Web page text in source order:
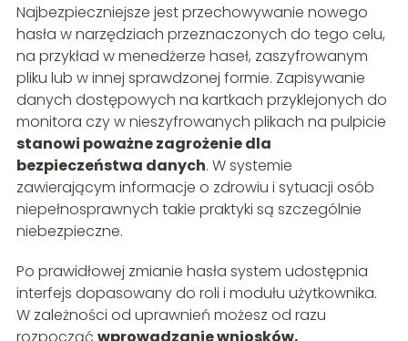
Najbezpieczniejsze jest przechowywanie nowego
hasła w narzędziach przeznaczonych do tego celu,
na przykład w menedżerze haseł, zaszyfrowanym
pliku lub w innej sprawdzonej formie. Zapisywanie
danych dostępowych na kartkach przyklejonych do
monitora czy w nieszyfrowanych plikach na pulpicie
stanowi poważne zagrożenie dla
bezpieczeństwa danych. W systemie
zawierającym informacje o zdrowiu i sytuacji osób
niepełnosprawnych takie praktyki są szczególnie
niebezpieczne.
Po prawidłowej zmianie hasła system udostępnia
interfejs dopasowany do roli i modułu użytkownika.
W zależności od uprawnień możesz od razu
rozpocząć wprowadzanie wniosków,